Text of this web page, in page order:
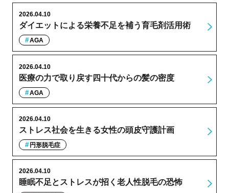
ダイエットによる栄養不足を補う育毛剤活用術
2026.04.10
AGA
医療の力で取り戻す四十代からの髪の密度
2026.04.10
AGA
ストレス社会を生きる女性の頭皮守護計画
2026.04.10
円形脱毛症
睡眠不足とストレスが招く老人性脱毛の恐怖
2026.04.10